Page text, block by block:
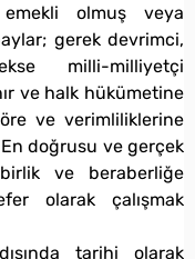
olmuş veya
gerek devrimci,
milli-milliyetçi
ve halk hükümetine
ve verimliliklerine
doğrusu ve gerçek
ve beraberliğe
olarak çalışmak
tarihi olarak